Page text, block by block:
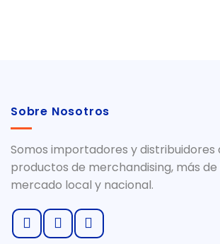
Sobre Nosotros
Somos importadores y distribuidores
productos de merchandising, más de
mercado local y nacional.